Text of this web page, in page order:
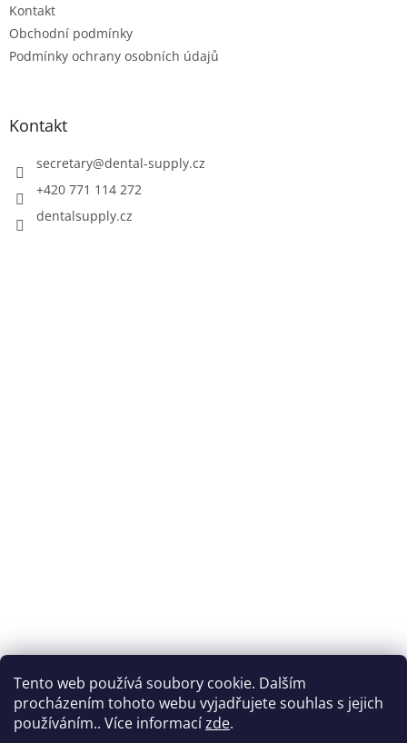
Tento web používá soubory cookie. Dalším
procházením tohoto webu vyjadřujete souhlas s jejich
používáním.. Více informacízde.
Kontakt
Obchodní podmínky
Podmínky ochrany osobních údajů
Kontakt
secretary@dental-supply.cz
+420 771 114 272
dentalsupply.cz